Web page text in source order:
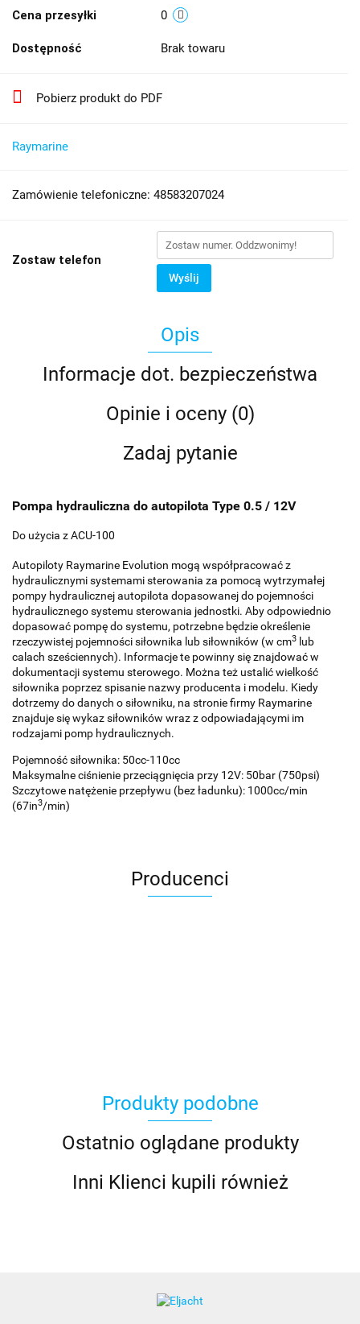
Cena przesyłki 0
Dostępność Brak towaru
Pobierz produkt do PDF
Raymarine
Zamówienie telefoniczne: 48583207024
Zostaw telefon
Wyślij
Opis
Informacje dot. bezpieczeństwa
Opinie i oceny (0)
Zadaj pytanie
Pompa hydrauliczna do autopilota Type 0.5 / 12V
Do użycia z ACU-100
Autopiloty Raymarine Evolution mogą współpracować z
hydraulicznymi systemami sterowania za pomocą wytrzymałej
pompy hydraulicznej autopilota dopasowanej do pojemności
hydraulicznego systemu sterowania jednostki. Aby odpowiednio
dopasować pompę do systemu, potrzebne będzie określenie
rzeczywistej pojemności siłownika lub siłowników (w cm3 lub
calach sześciennych). Informacje te powinny się znajdować w
dokumentacji systemu sterowego. Można też ustalić wielkość
siłownika poprzez spisanie nazwy producenta i modelu. Kiedy
dotrzemy do danych o siłowniku, na stronie firmy Raymarine
znajduje się wykaz siłowników wraz z odpowiadającymi im
rodzajami pomp hydraulicznych.
Pojemność siłownika: 50cc-110cc
Maksymalne ciśnienie przeciągnięcia przy 12V: 50bar (750psi)
Szczytowe natężenie przepływu (bez ładunku): 1000cc/min
(67in3/min)
Producenci
Produkty podobne
Ostatnio oglądane produkty
Inni Klienci kupili również